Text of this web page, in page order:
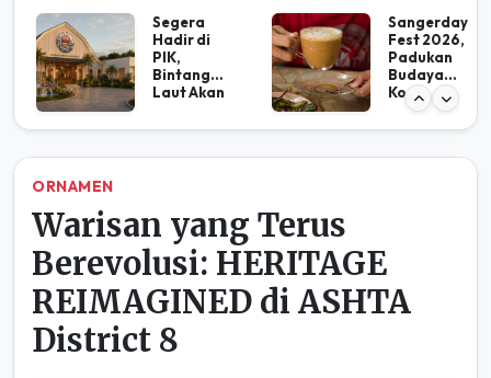
Di
Indonesia,
Urban
Farming
Masih
Tren
Kayu Manis
Bantu
Hilangkan
Jerawat
dan
Kerutan di
Kulit
ORNAMEN
Warisan yang Terus
Berevolusi: HERITAGE
REIMAGINED di ASHTA
District 8